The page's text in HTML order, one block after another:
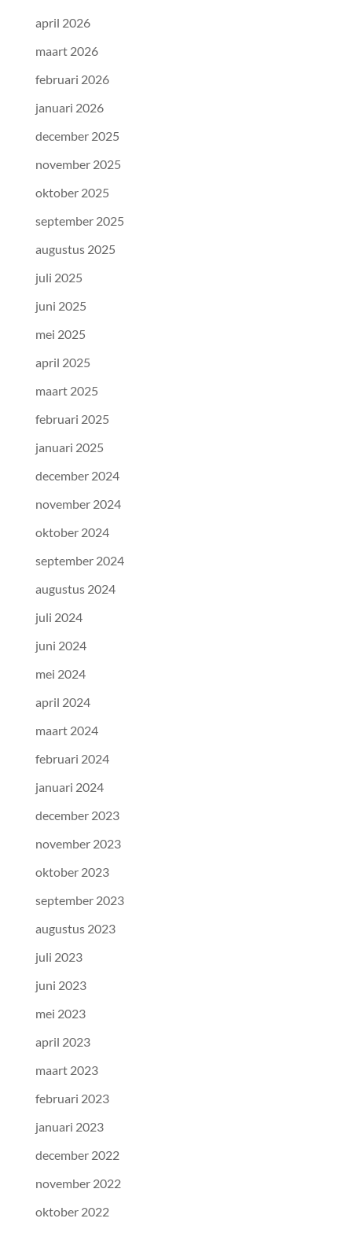
april 2026
maart 2026
februari 2026
januari 2026
december 2025
november 2025
oktober 2025
september 2025
augustus 2025
juli 2025
juni 2025
mei 2025
april 2025
maart 2025
februari 2025
januari 2025
december 2024
november 2024
oktober 2024
september 2024
augustus 2024
juli 2024
juni 2024
mei 2024
april 2024
maart 2024
februari 2024
januari 2024
december 2023
november 2023
oktober 2023
september 2023
augustus 2023
juli 2023
juni 2023
mei 2023
april 2023
maart 2023
februari 2023
januari 2023
december 2022
november 2022
oktober 2022